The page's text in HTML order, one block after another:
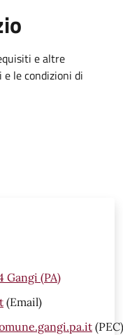
e altre
le condizioni di
Gangi (PA)
(Email)
(PEC)